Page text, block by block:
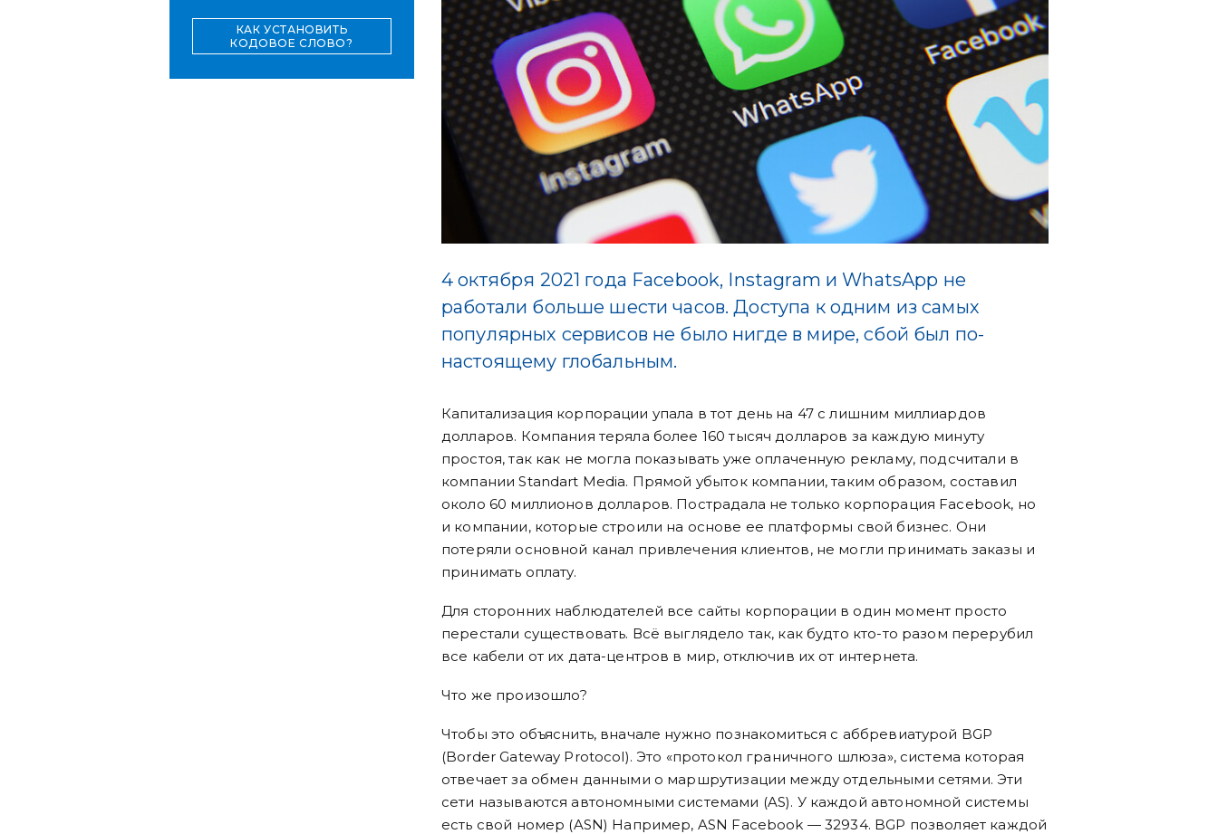
КАК УСТАНОВИТЬ
КОДОВОЕ СЛОВО?
4 октября 2021 года Facebook, Instagram и WhatsApp не
работали больше шести часов. Доступа к одним из самых
популярных сервисов не было нигде в мире, сбой был по-
настоящему глобальным.
Капитализация корпорации упала в тот день на 47 с лишним миллиардов
долларов. Компания теряла более 160 тысяч долларов за каждую минуту
простоя, так как не могла показывать уже оплаченную рекламу, подсчитали в
компании Standart Media. Прямой убыток компании, таким образом, составил
около 60 миллионов долларов. Пострадала не только корпорация Facebook, но
и компании, которые строили на основе ее платформы свой бизнес. Они
потеряли основной канал привлечения клиентов, не могли принимать заказы и
принимать оплату.
Для сторонних наблюдателей все сайты корпорации в один момент просто
перестали существовать. Всё выглядело так, как будто кто-то разом перерубил
все кабели от их дата-центров в мир, отключив их от интернета.
Что же произошло?
Чтобы это объяснить, вначале нужно познакомиться с аббревиатурой BGP
(Border Gateway Protocol). Это «протокол граничного шлюза», система которая
отвечает за обмен данными о маршрутизации между отдельными сетями. Эти
сети называются автономными системами (AS). У каждой автономной системы
есть свой номер (ASN) Например, ASN Facebook — 32934. BGP позволяет каждой